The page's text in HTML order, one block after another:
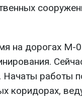
на дорогах М-
Начаты работы
коридорах,